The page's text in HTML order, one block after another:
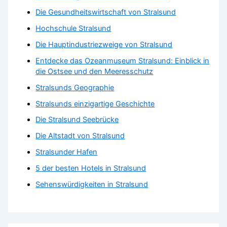
Die Gesundheitswirtschaft von Stralsund
Hochschule Stralsund
Die Hauptindustriezweige von Stralsund
Entdecke das Ozeanmuseum Stralsund: Einblick in
die Ostsee und den Meeresschutz
Stralsunds Geographie
Stralsunds einzigartige Geschichte
Die Stralsund Seebrücke
Die Altstadt von Stralsund
Stralsunder Hafen
5 der besten Hotels in Stralsund
Sehenswürdigkeiten in Stralsund